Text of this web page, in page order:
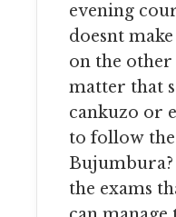
evening
doesnt
on the other
matter that
cankuzo or
to follow
Bujumbura?
the exams